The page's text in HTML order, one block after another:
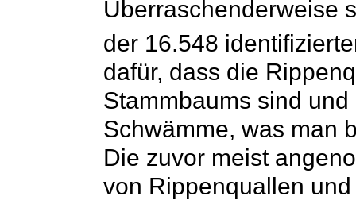
Überraschenderweise
der 16.548
dafür, dass die
Stammbaums sind
Schwämme, was man
Die zuvor meist
von Rippenquallen